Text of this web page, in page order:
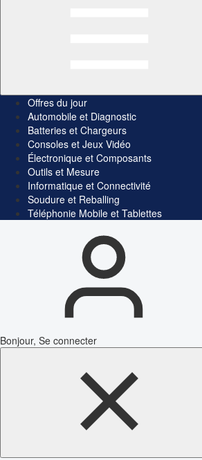
Offres du jour
Automobile et Diagnostic
Batteries et Chargeurs
Consoles et Jeux Vidéo
Électronique et Composants
Outils et Mesure
Informatique et Connectivité
Soudure et Reballing
Téléphonie Mobile et Tablettes
Bonjour, Se connecter